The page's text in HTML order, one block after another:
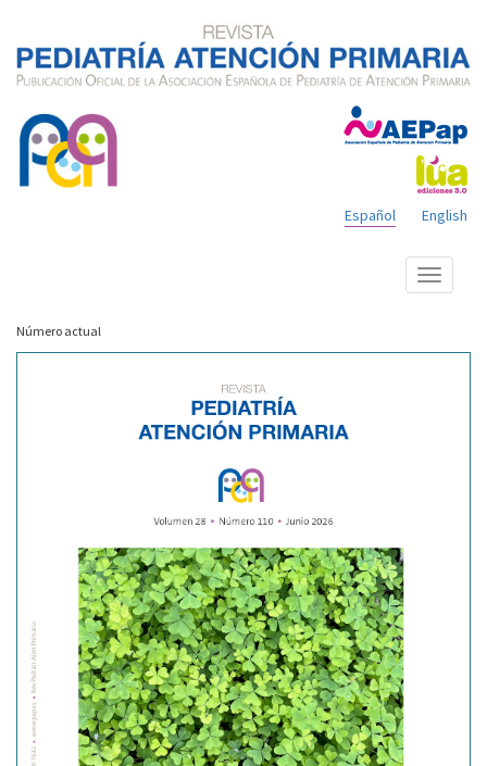
English
Español
Mostrar
menú
Número actual